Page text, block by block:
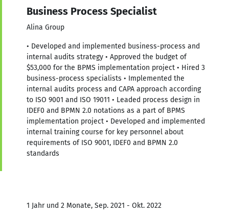
Business Process Specialist
Alina Group
• Developed and implemented business-process and
internal audits strategy • Approved the budget of
$53,000 for the BPMS implementation project • Hired 3
business-process specialists • Implemented the
internal audits process and CAPA approach according
to ISO 9001 and ISO 19011 • Leaded process design in
IDEF0 and BPMN 2.0 notations as a part of BPMS
implementation project • Developed and implemented
internal training course for key personnel about
requirements of ISO 9001, IDEF0 and BPMN 2.0
standards
1 Jahr und 2 Monate, Sep. 2021 - Okt. 2022